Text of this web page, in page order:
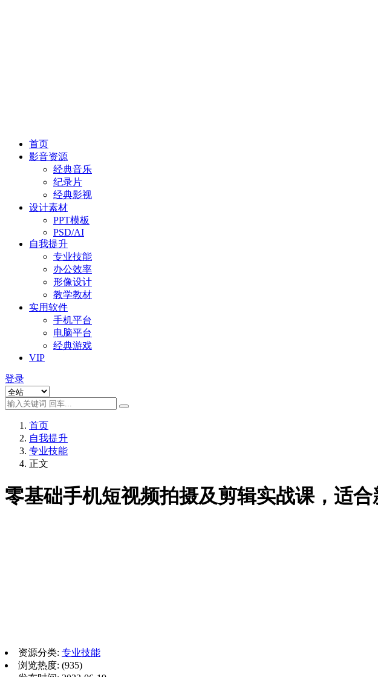
首页
影音资源
经典音乐
纪录片
经典影视
设计素材
PPT模板
PSD/AI
自我提升
专业技能
办公效率
形像设计
教学教材
实用软件
手机平台
电脑平台
经典游戏
VIP
登录
首页
自我提升
专业技能
正文
零基础手机短视频拍摄及剪辑实战课，适
资源分类: 专业技能
浏览热度: (935)